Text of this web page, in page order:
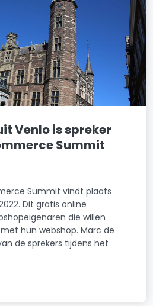
Venlo is spreker
Summit
Summit vindt plaats
Dit gratis online
die willen
hun webshop. Marc de
de sprekers tijdens het